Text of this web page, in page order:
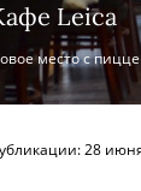
Leica
место с
28